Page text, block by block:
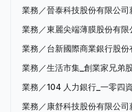
業務／晉泰科技股份有限公司
業務／東麗尖端薄膜股份有限
業務／台新國際商業銀行股份
業務／生活市集_創業家兄弟
業務／104 人力銀行_一零四
業務／康舒科技股份有限公司